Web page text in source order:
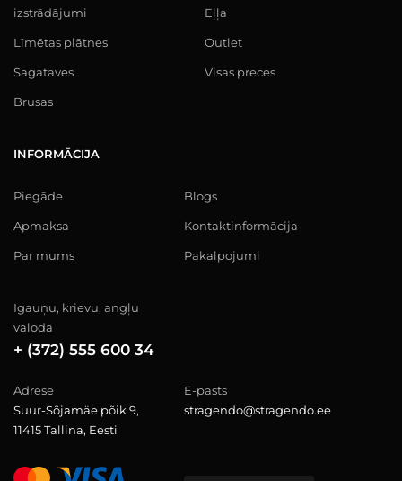
izstrādājumi
Līmētas plātnes
Sagataves
Brusas
Eļļa
Outlet
Visas preces
INFORMĀCIJA
Piegāde
Apmaksa
Par mums
Blogs
Kontaktinformācija
Pakalpojumi
Igauņu, krievu, angļu
valoda
+ (372) 555 600 34
Adrese
Suur-Sõjamäe põik 9,
11415 Tallina, Eesti
E-pasts
stragendo@stragendo.ee